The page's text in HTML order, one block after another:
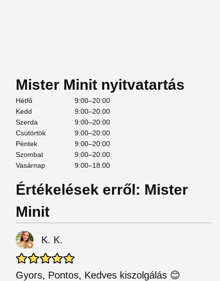
Mister Minit nyitvatartás
Hétfő
9:00–20:00
Kedd
9:00–20:00
Szerda
9:00–20:00
Csütörtök
9:00–20:00
Péntek
9:00–20:00
Szombat
9:00–20:00
Vasárnap
9:00–18:00
Értékelések erről: Mister
Minit
K. K.
Gyors, Pontos, Kedves kiszolgálás 😊